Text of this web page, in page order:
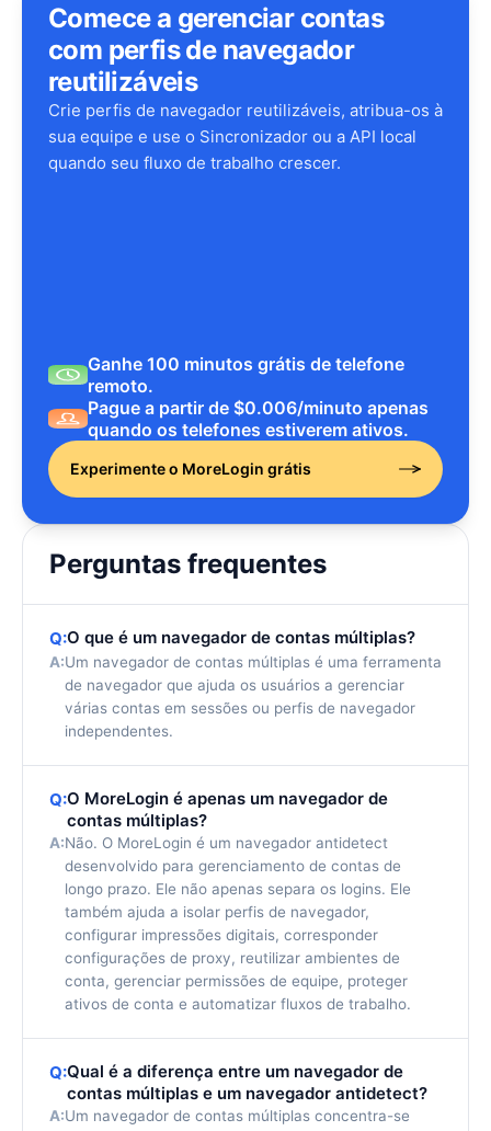
Comece a gerenciar contas
com perfis de navegador
reutilizáveis
Crie perfis de navegador reutilizáveis, atribua-os à
sua equipe e use o Sincronizador ou a API local
quando seu fluxo de trabalho crescer.
Ganhe 100 minutos grátis de telefone
remoto.
Pague a partir de $0.006/minuto apenas
quando os telefones estiverem ativos.
Experimente o MoreLogin grátis
Perguntas frequentes
Q:O que é um navegador de contas múltiplas?
A:Um navegador de contas múltiplas é uma ferramenta
de navegador que ajuda os usuários a gerenciar
várias contas em sessões ou perfis de navegador
independentes.
Q:O MoreLogin é apenas um navegador de
contas múltiplas?
A:Não. O MoreLogin é um navegador antidetect
desenvolvido para gerenciamento de contas de
longo prazo. Ele não apenas separa os logins. Ele
também ajuda a isolar perfis de navegador,
configurar impressões digitais, corresponder
configurações de proxy, reutilizar ambientes de
conta, gerenciar permissões de equipe, proteger
ativos de conta e automatizar fluxos de trabalho.
Q:Qual é a diferença entre um navegador de
contas múltiplas e um navegador antidetect?
A:Um navegador de contas múltiplas concentra-se